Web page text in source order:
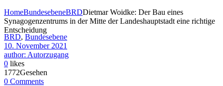
HomeBundesebeneBRDDietmar Woidke: Der Bau eines
Synagogenzentrums in der Mitte der Landeshauptstadt eine richtige
Entscheidung
BRD, Bundesebene
10. November 2021
author: Autorzugang
0 likes
1772Gesehen
0 Comments